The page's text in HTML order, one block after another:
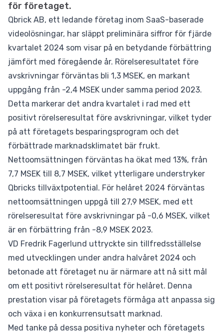
för företaget.
Qbrick AB, ett ledande företag inom SaaS-baserade
videolösningar, har släppt preliminära siffror för fjärde
kvartalet 2024 som visar på en betydande förbättring
jämfört med föregående år. Rörelseresultatet före
avskrivningar förväntas bli 1,3 MSEK, en markant
uppgång från -2,4 MSEK under samma period 2023.
Detta markerar det andra kvartalet i rad med ett
positivt rörelseresultat före avskrivningar, vilket tyder
på att företagets besparingsprogram och det
förbättrade marknadsklimatet bär frukt.
Nettoomsättningen förväntas ha ökat med 13%, från
7,7 MSEK till 8,7 MSEK, vilket ytterligare understryker
Qbricks tillväxtpotential. För helåret 2024 förväntas
nettoomsättningen uppgå till 27,9 MSEK, med ett
rörelseresultat före avskrivningar på -0,6 MSEK, vilket
är en förbättring från -8,9 MSEK 2023.
VD Fredrik Fagerlund uttryckte sin tillfredsställelse
med utvecklingen under andra halvåret 2024 och
betonade att företaget nu är närmare att nå sitt mål
om ett positivt rörelseresultat för helåret. Denna
prestation visar på företagets förmåga att anpassa sig
och växa i en konkurrensutsatt marknad.
Med tanke på dessa positiva nyheter och företagets